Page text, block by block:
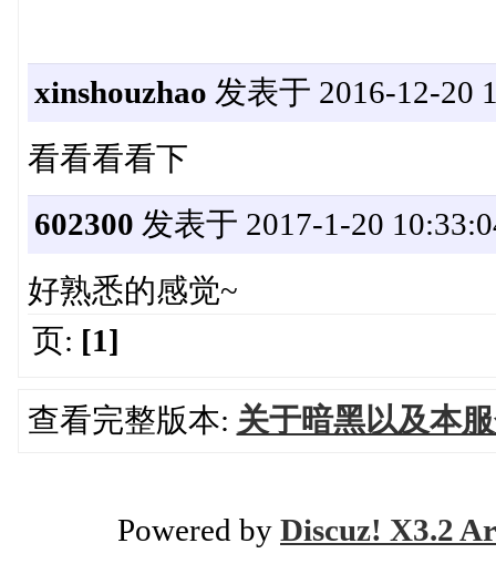
xinshouzhao 发表于 2016-12-20
看看看看下
602300 发表于 2017-1-20
好熟悉的感觉~
页: [1]
查看完整版本: 关于暗黑以及本
Powered by Discuz! X3.2